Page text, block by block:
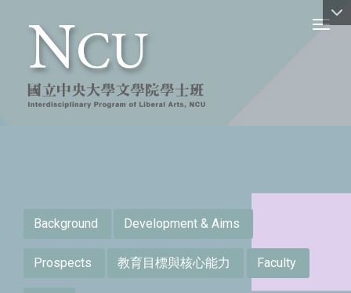
Background Development & Aims
Prospects 教育目標與核心能力 Faculty